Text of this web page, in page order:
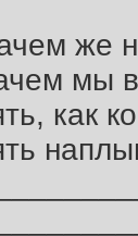
же
мы
как